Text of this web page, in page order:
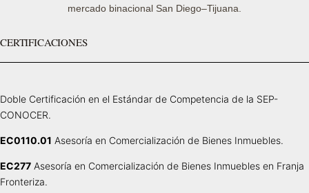
mercado binacional San Diego–Tijuana.
CERTIFICACIONES
Doble Certificación en el Estándar de Competencia de la SEP-
CONOCER.
EC0110.01 Asesoría en Comercialización de Bienes Inmuebles.
EC277 Asesoría en Comercialización de Bienes Inmuebles en Franja
Fronteriza.